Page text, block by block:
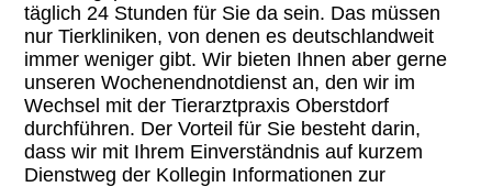
täglich 24 Stunden für Sie da sein. Das müssen
nur Tierkliniken, von denen es deutschlandweit
immer weniger gibt. Wir bieten Ihnen aber gerne
unseren Wochenendnotdienst an, den wir im
Wechsel mit der Tierarztpraxis Oberstdorf
durchführen. Der Vorteil für Sie besteht darin,
dass wir mit Ihrem Einverständnis auf kurzem
Dienstweg der Kollegin Informationen zur